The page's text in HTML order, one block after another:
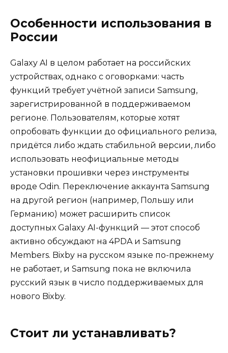
Особенности использования в
России
Galaxy AI в целом работает на российских
устройствах, однако с оговорками: часть
функций требует учётной записи Samsung,
зарегистрированной в поддерживаемом
регионе. Пользователям, которые хотят
опробовать функции до официального релиза,
придётся либо ждать стабильной версии, либо
использовать неофициальные методы
установки прошивки через инструменты
вроде Odin. Переключение аккаунта Samsung
на другой регион (например, Польшу или
Германию) может расширить список
доступных Galaxy AI-функций — этот способ
активно обсуждают на 4PDA и Samsung
Members. Bixby на русском языке по-прежнему
не работает, и Samsung пока не включила
русский язык в число поддерживаемых для
нового Bixby.
Стоит ли устанавливать?